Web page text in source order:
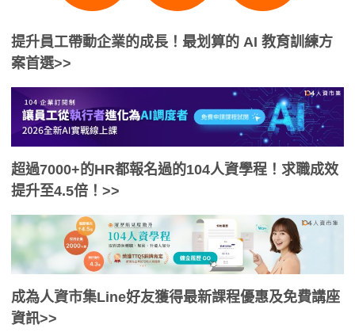
提升員工帶動企業的成長！最划算的 AI 教育訓練方
案首選>>
超過7000+的HR都報名過的104人資學程！求職成效
提升至4.5倍！>>
成為人資市集Line好友獲得最新課程優惠及免費講座
資訊>>